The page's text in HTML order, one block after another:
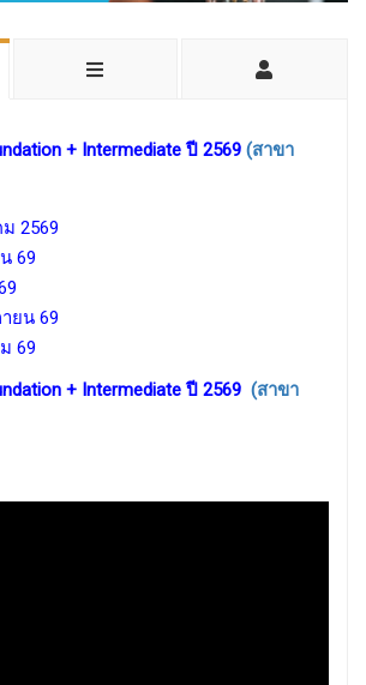
+ Intermediate ปี 2569 (สาขา
2569
69
ยน 69
69
+ Intermediate ปี 2569 (สาขา